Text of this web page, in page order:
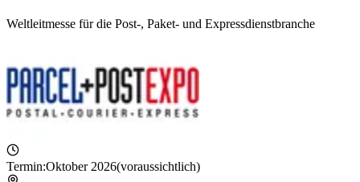
Weltleitmesse für die Post-, Paket- und Expressdienstbranche
Termin:Oktober 2026(voraussichtlich)